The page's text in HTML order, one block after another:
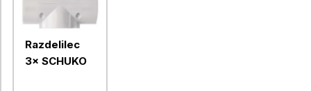
Razdelilec
3× SCHUKO